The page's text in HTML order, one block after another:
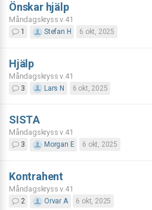
Önskar hjälp
Måndagskryss v.41
1 Stefan H 6 okt, 2025
Hjälp
Måndagskryss v.41
3 Lars N 6 okt, 2025
SISTA
Måndagskryss v.41
3 Morgan E 6 okt, 2025
Kontrahent
Måndagskryss v.41
2 Orvar A 6 okt, 2025